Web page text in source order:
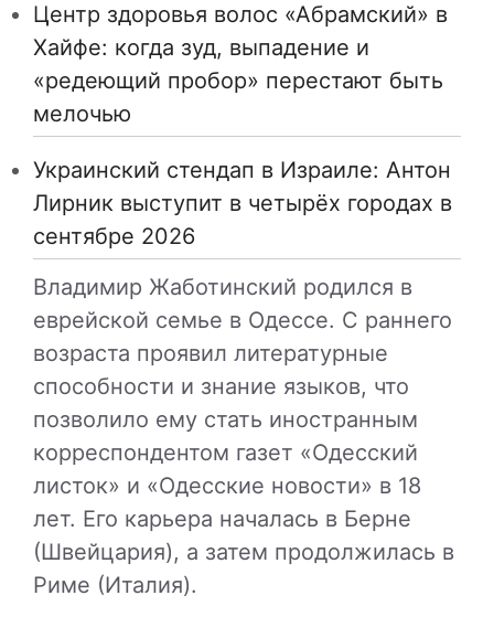
Центр здоровья волос «Абрaмский» в
Хайфе: когда зуд, выпадение и
«редеющий пробор» перестают быть
мелочью
Украинский стендап в Израиле: Антон
Лирник выступит в четырёх городах в
сентябре 2026
Владимир Жаботинский родился в
еврейской семье в Одессе. С раннего
возраста проявил литературные
способности и знание языков, что
позволило ему стать иностранным
корреспондентом газет «Одесский
листок» и «Одесские новости» в 18
лет. Его карьера началась в Берне
(Швейцария), а затем продолжилась в
Риме (Италия).